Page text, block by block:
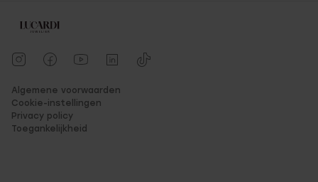
Algemene voorwaarden
Cookie-instellingen
Privacy policy
Toegankelijkheid